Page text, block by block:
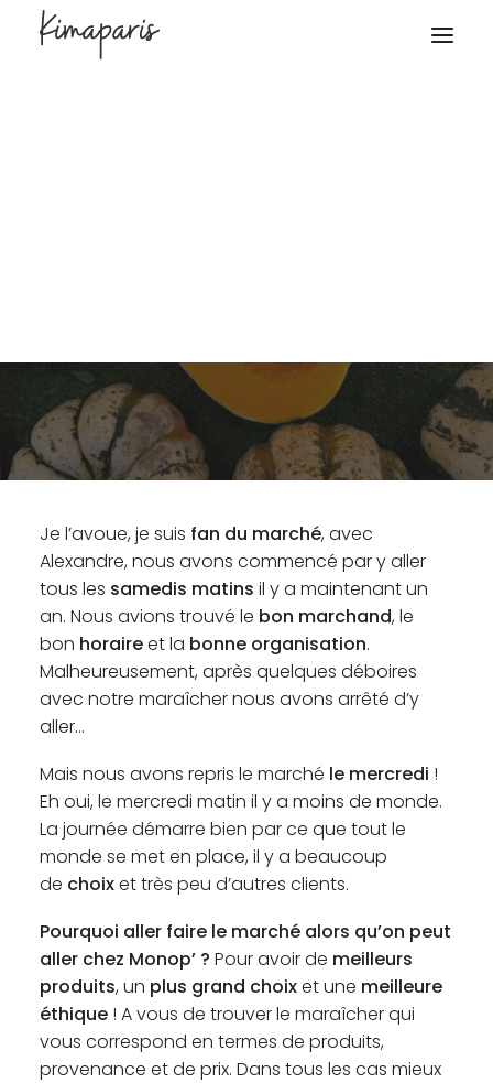
Je l’avoue, je suis fan du marché, avec
Alexandre, nous avons commencé par y aller
tous les samedis matins il y a maintenant un
an. Nous avions trouvé le bon marchand, le
bon horaireet la bonne organisation.
Malheureusement, après quelques déboires
avec notre maraîcher nous avons arrêté d’y
aller…
Mais nous avons repris le marché le mercredi !
Eh oui, le mercredi matin il y a moins de monde.
La journée démarre bien par ce que tout le
monde se met en place, il y a beaucoup
de choixet très peu d’autres clients.
Pourquoi aller faire le marché alors qu’on peut
aller chez Monop’ ? Pour avoir de meilleurs
produits, un plus grand choixet une meilleure
éthique ! A vous de trouver le maraîcher qui
vous correspond en termes de produits,
provenance et de prix. Dans tous les cas mieux